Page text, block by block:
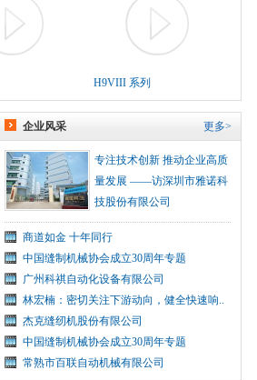
H9VIII 系列
更多>
企业风采
专注技术创新 推动企业高质
量发展 ——访深圳市雅诺科
技股份有限公司
商道如金 十年同行
中国缝制机械协会成立30周年专题
广州科祺自动化设备有限公司
林宏楠：密切关注下游动向，健全快速响..
杰克缝纫机股份有限公司
中国缝制机械协会成立30周年专题
常熟市百联自动机械有限公司